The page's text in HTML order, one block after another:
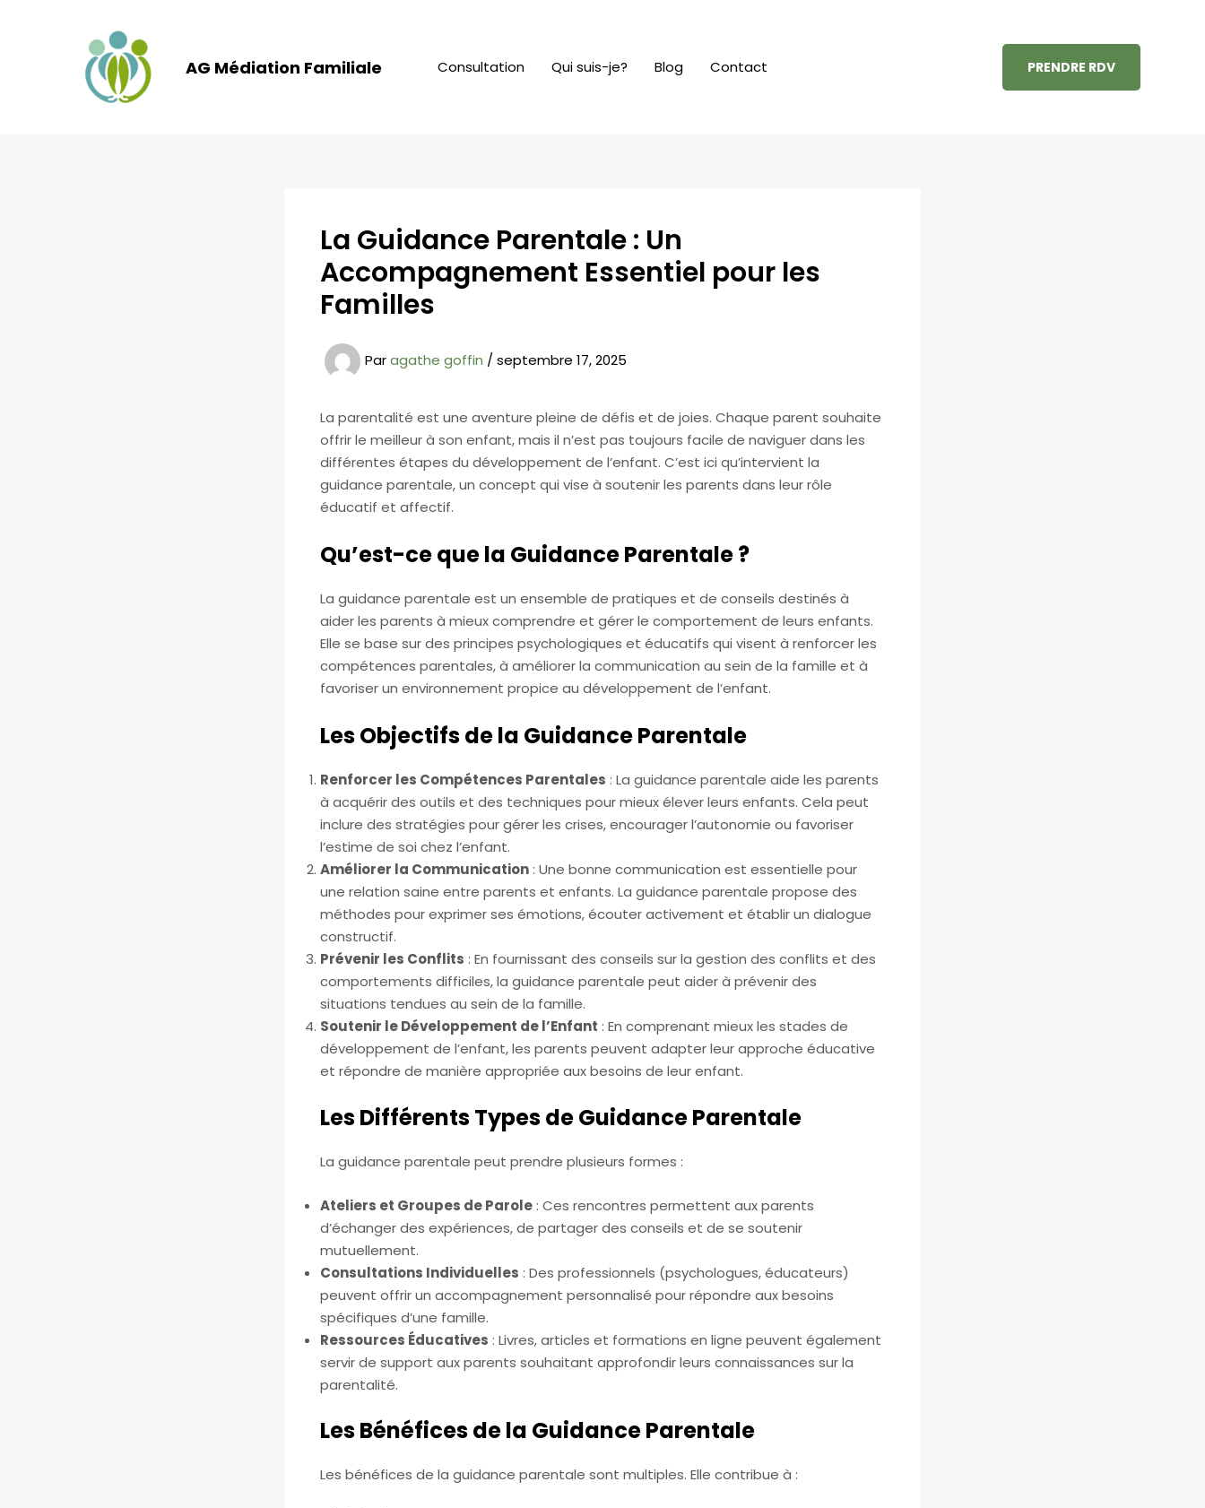
AG Médiation Familiale Consultation Qui suis-je? Blog Contact PRENDRE RDV
La Guidance Parentale : Un
Accompagnement Essentiel pour les
Familles
Paragathe goffin / septembre 17, 2025
La parentalité est une aventure pleine de défis et de joies. Chaque parent souhaite
offrir le meilleur à son enfant, mais il n’est pas toujours facile de naviguer dans les
différentes étapes du développement de l’enfant. C’est ici qu’intervient la
guidance parentale, un concept qui vise à soutenir les parents dans leur rôle
éducatif et affectif.
Qu’est-ce que la Guidance Parentale ?
La guidance parentale est un ensemble de pratiques et de conseils destinés à
aider les parents à mieux comprendre et gérer le comportement de leurs enfants.
Elle se base sur des principes psychologiques et éducatifs qui visent à renforcer les
compétences parentales, à améliorer la communication au sein de la famille et à
favoriser un environnement propice au développement de l’enfant.
Les Objectifs de la Guidance Parentale
Renforcer les Compétences Parentales : La guidance parentale aide les parents
à acquérir des outils et des techniques pour mieux élever leurs enfants. Cela peut
inclure des stratégies pour gérer les crises, encourager l’autonomie ou favoriser
l’estime de soi chez l’enfant.
Améliorer la Communication : Une bonne communication est essentielle pour
une relation saine entre parents et enfants. La guidance parentale propose des
méthodes pour exprimer ses émotions, écouter activement et établir un dialogue
constructif.
Prévenir les Conflits : En fournissant des conseils sur la gestion des conflits et des
comportements difficiles, la guidance parentale peut aider à prévenir des
situations tendues au sein de la famille.
Soutenir le Développement de l’Enfant : En comprenant mieux les stades de
développement de l’enfant, les parents peuvent adapter leur approche éducative
et répondre de manière appropriée aux besoins de leur enfant.
Les Différents Types de Guidance Parentale
La guidance parentale peut prendre plusieurs formes :
Ateliers et Groupes de Parole : Ces rencontres permettent aux parents
d’échanger des expériences, de partager des conseils et de se soutenir
mutuellement.
Consultations Individuelles : Des professionnels (psychologues, éducateurs)
peuvent offrir un accompagnement personnalisé pour répondre aux besoins
spécifiques d’une famille.
Ressources Éducatives : Livres, articles et formations en ligne peuvent également
servir de support aux parents souhaitant approfondir leurs connaissances sur la
parentalité.
Les Bénéfices de la Guidance Parentale
Les bénéfices de la guidance parentale sont multiples. Elle contribue à :